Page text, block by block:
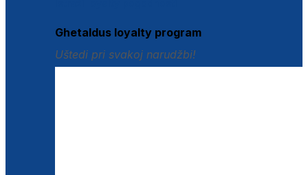
Ghetaldus loyalty program
Uštedi pri svakoj narudžbi!